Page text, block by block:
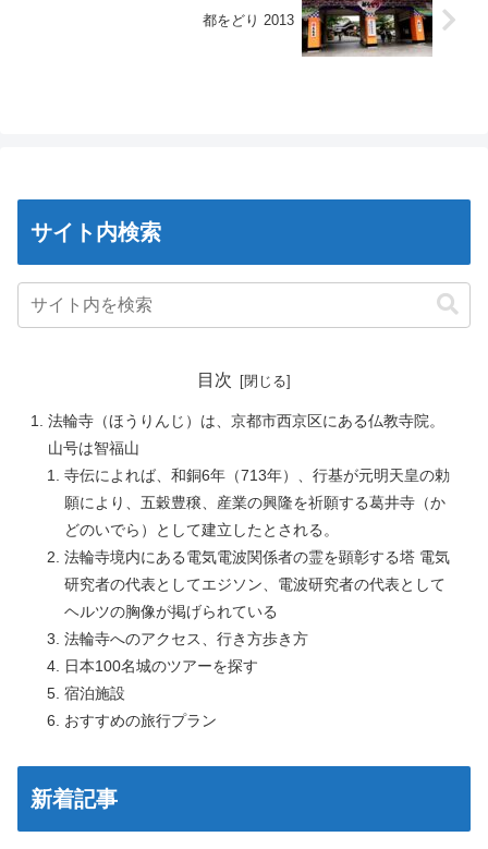
都をどり 2013
サイト内検索
目次
法輪寺（ほうりんじ）は、京都市西京区にある仏教寺院。
山号は智福山
寺伝によれば、和銅6年（713年）、行基が元明天皇の勅
願により、五穀豊穣、産業の興隆を祈願する葛井寺（か
どのいでら）として建立したとされる。
法輪寺境内にある電気電波関係者の霊を顕彰する塔 電気
研究者の代表としてエジソン、電波研究者の代表として
ヘルツの胸像が掲げられている
法輪寺へのアクセス、行き方歩き方
日本100名城のツアーを探す
宿泊施設
おすすめの旅行プラン
新着記事